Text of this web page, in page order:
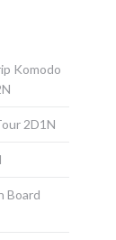
Komodo
2D1N
Board